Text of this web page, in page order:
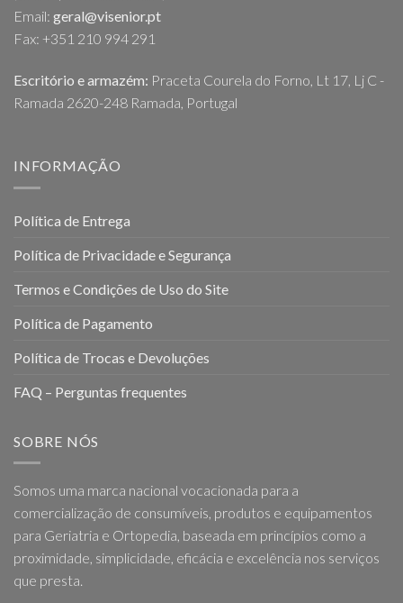
Email: geral@visenior.pt
Fax: +351 210 994 291
Escritório e armazém: Praceta Courela do Forno, Lt 17, Lj C -
Ramada 2620-248 Ramada, Portugal
INFORMAÇÃO
Política de Entrega
Política de Privacidade e Segurança
Termos e Condições de Uso do Site
Política de Pagamento
Política de Trocas e Devoluções
FAQ – Perguntas frequentes
SOBRE NÓS
Somos uma marca nacional vocacionada para a
comercialização de consumíveis, produtos e equipamentos
para Geriatria e Ortopedia, baseada em princípios como a
proximidade, simplicidade, eficácia e excelência nos serviços
que presta.